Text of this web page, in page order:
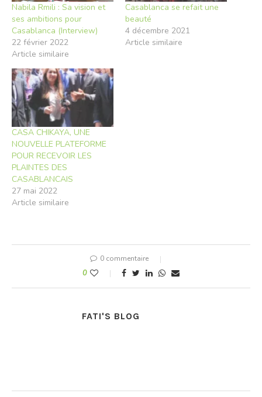
Nabila Rmili : Sa vision et
ses ambitions pour
Casablanca (Interview)
22 février 2022
Article similaire
Casablanca se refait une
beauté
4 décembre 2021
Article similaire
CASA CHIKAYA, UNE
NOUVELLE PLATEFORME
POUR RECEVOIR LES
PLAINTES DES
CASABLANCAIS
27 mai 2022
Article similaire
0 commentaire
0
FATI'S BLOG